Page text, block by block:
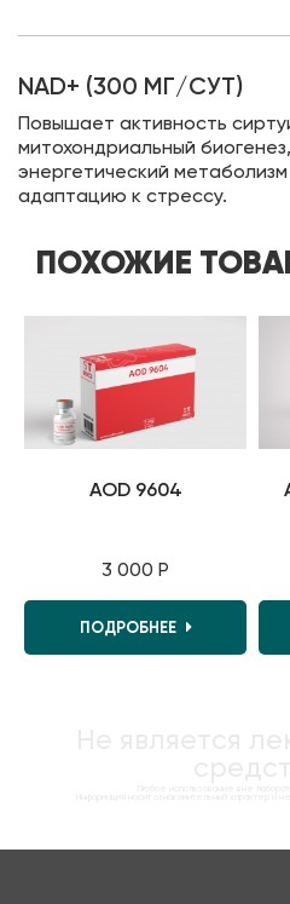
NAD+ (300 МГ/СУТ)
Повышает активность
митохондриальный
энергетический
адаптацию к стрессу.
ПОХОЖИЕ
AOD 9604
3 000 Р
ПОДРОБНЕЕ